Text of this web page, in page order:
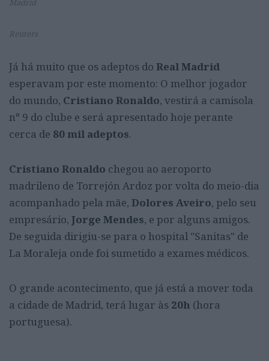
Madrid
Reuters
Já há muito que os adeptos do Real Madrid
esperavam por este momento: O melhor jogador
do mundo, Cristiano Ronaldo, vestirá a camisola
nº 9 do clube e será apresentado hoje perante
cerca de 80 mil adeptos.
Cristiano Ronaldo chegou ao aeroporto
madrileno de Torrejón Ardoz por volta do meio-dia
acompanhado pela mãe, Dolores Aveiro, pelo seu
empresário,Jorge Mendes, e por alguns amigos.
De seguida dirigiu-se para o hospital "Sanitas" de
La Moraleja onde foi sumetido a exames médicos.
O grande acontecimento, que já está a mover toda
a cidade de Madrid, terá lugar às 20h (hora
portuguesa).